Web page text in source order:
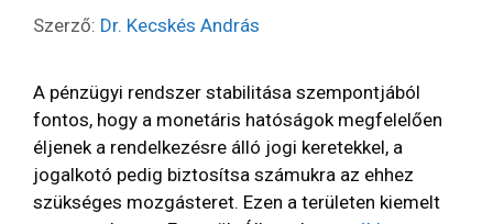
Szerző: Dr. Kecskés András
A pénzügyi rendszer stabilitása szempontjából
fontos, hogy a monetáris hatóságok megfelelően
éljenek a rendelkezésre álló jogi keretekkel, a
jogalkotó pedig biztosítsa számukra az ehhez
szükséges mozgásteret. Ezen a területen kiemelt